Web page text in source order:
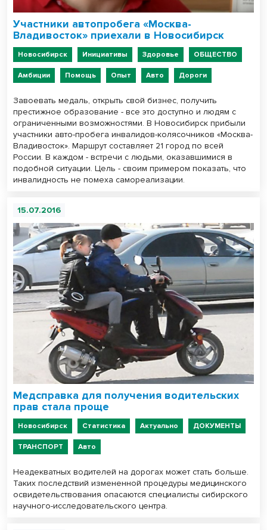
Участники автопробега «Москва-
Владивосток» приехали в Новосибирск
Новосибирск Инициативы Здоровье ОБЩЕСТВО
Амбиции Помощь Опыт Авто Дороги
Завоевать медаль, открыть свой бизнес, получить
престижное образование - все это доступно и людям с
ограниченными возможностями. В Новосибирск прибыли
участники авто-пробега инвалидов-колясочников «Москва-
Владивосток». Маршрут составляет 21 город по всей
России. В каждом - встречи с людьми, оказавшимися в
подобной ситуации. Цель - своим примером показать, что
инвалидность не помеха самореализации.
15.07.2016
Медсправка для получения водительских
прав стала проще
Новосибирск Статистика Актуально ДОКУМЕНТЫ
ТРАНСПОРТ Авто
Неадекватных водителей на дорогах может стать больше.
Таких последствий измененной процедуры медицинского
освидетельствования опасаются специалисты сибирского
научного-исследовательского центра.